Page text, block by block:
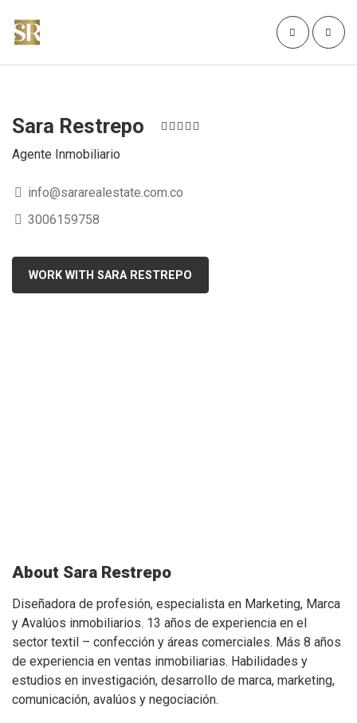
Sara Restrepo
Agente Inmobiliario
info@sararealestate.com.co
3006159758
WORK WITH SARA RESTREPO
About Sara Restrepo
Diseñadora de profesión, especialista en Marketing, Marca
y Avalúos inmobiliarios. 13 años de experiencia en el
sector textil – confección y áreas comerciales. Más 8 años
de experiencia en ventas inmobiliarias. Habilidades y
estudios en investigación, desarrollo de marca, marketing,
comunicación, avalúos y negociación.